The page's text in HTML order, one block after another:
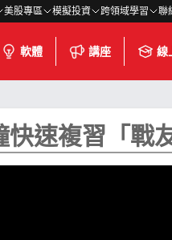
美股專區 模擬投資 跨領域學習 聯
軟體 講座 線
快速複習「戰